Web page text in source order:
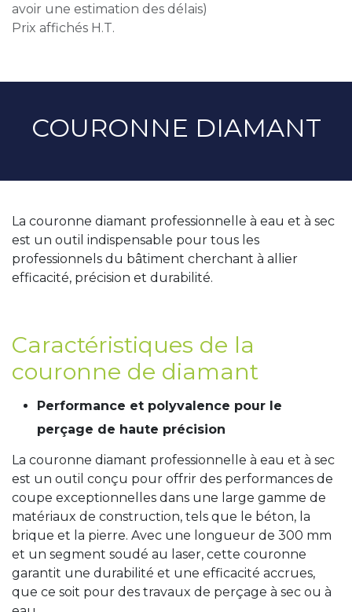
avoir une estimation des délais)
Prix affichés H.T.
COURONNE DIAMANT
La couronne diamant professionnelle à eau et à sec
est un outil indispensable pour tous les
professionnels du bâtiment cherchant à allier
efficacité, précision et durabilité.
Caractéristiques de la
couronne de diamant
Performance et polyvalence pour le
perçage de haute précision
La couronne diamant professionnelle à eau et à sec
est un outil conçu pour offrir des performances de
coupe exceptionnelles dans une large gamme de
matériaux de construction, tels que le béton, la
brique et la pierre. Avec une longueur de 300 mm
et un segment soudé au laser, cette couronne
garantit une durabilité et une efficacité accrues,
que ce soit pour des travaux de perçage à sec ou à